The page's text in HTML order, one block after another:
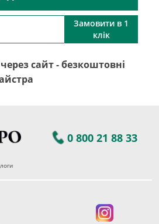
Замовити в 1
клік
сайт - безкоштовні
0 800 21 88 33